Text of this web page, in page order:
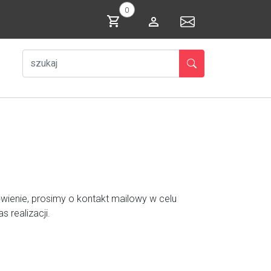
0
prosimy o kontakt mailowy w celu
realizacji.